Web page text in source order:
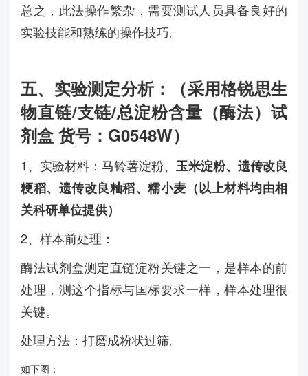
总之，此法操作繁杂，需要测试人员具备良好的
实验技能和熟练的操作技巧。
五、实验测定分析：
（采用格锐思生
物直链/支链/总淀粉含量（酶法）试
剂盒 货号：G0548W）
1、实验材料：马铃薯淀粉、 玉米淀粉、遗传改良
粳稻、 遗传改良籼稻、 糯小麦（以上材料均由相
关科研单位提供）
2、样本前处理：
酶法试剂盒测定直链淀粉关键之一，是样本的前
处理，测这个指标与国标要求一样，样本处理很
关键。
处理方法：打磨成粉状过筛。
如下图：